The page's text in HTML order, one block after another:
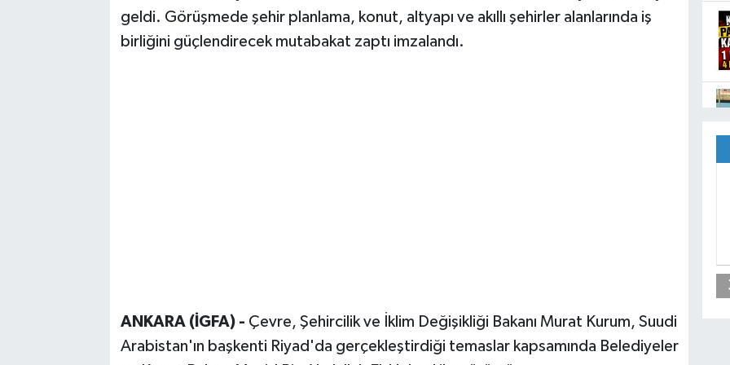
geldi. Görüşmede şehir planlama, konut, altyapı ve akıllı şehirler alanlarında iş
birliğini güçlendirecek mutabakat zaptı imzalandı.
ANKARA (İGFA) - Çevre, Şehircilik ve İklim Değişikliği Bakanı Murat Kurum, Suudi
Arabistan'ın başkenti Riyad'da gerçekleştirdiği temaslar kapsamında Belediyeler